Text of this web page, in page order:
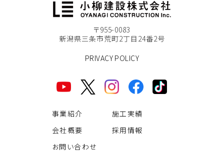
〒955-0083
新潟県三条市荒町2丁目24番2号
PRIVACY POLICY
事業紹介
施工実績
会社概要
採用情報
お問い合わせ